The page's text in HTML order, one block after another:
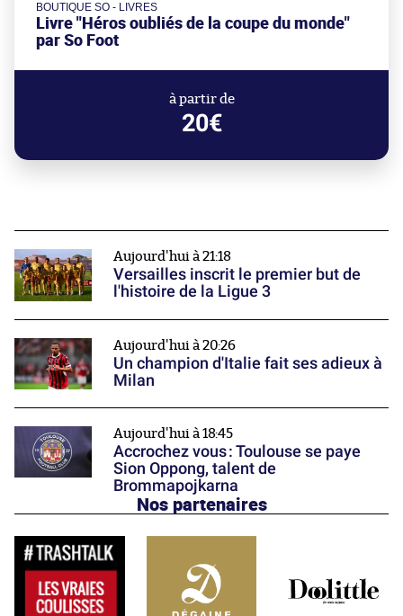
BOUTIQUE SO - LIVRES
Livre "Héros oubliés de la coupe du monde"
par So Foot
à partir de
20€
Aujourd'hui à 21:18
Versailles inscrit le premier but de
l'histoire de la Ligue 3
Aujourd'hui à 20:26
Un champion d'Italie fait ses adieux à
Milan
Aujourd'hui à 18:45
Accrochez vous : Toulouse se paye
Sion Oppong, talent de
Brommapojkarna
Nos partenaires